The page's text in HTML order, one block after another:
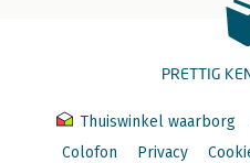
PRETTIG
Thuiswinkel waarborg
Colofon
Privacy